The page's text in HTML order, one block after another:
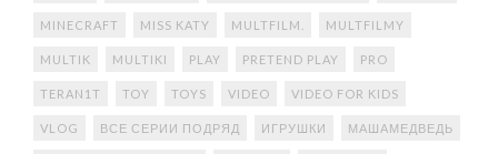
MINECRAFT MISS KATY MULTFILM. MULTFILMY
MULTIK MULTIKI PLAY PRETEND PLAY PRO
TERAN1T TOY TOYS VIDEO VIDEO FOR KIDS
VLOG ВСЕ СЕРИИ ПОДРЯД ИГРУШКИ МАШАМЕДВЕДЬ